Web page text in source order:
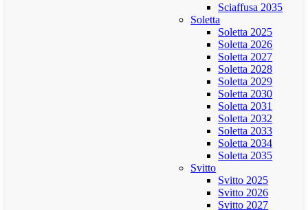
Sciaffusa 2035
Soletta
Soletta 2025
Soletta 2026
Soletta 2027
Soletta 2028
Soletta 2029
Soletta 2030
Soletta 2031
Soletta 2032
Soletta 2033
Soletta 2034
Soletta 2035
Svitto
Svitto 2025
Svitto 2026
Svitto 2027